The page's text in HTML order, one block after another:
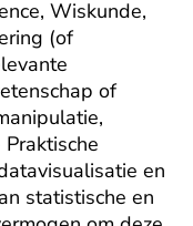
(of
of
en
statistische en